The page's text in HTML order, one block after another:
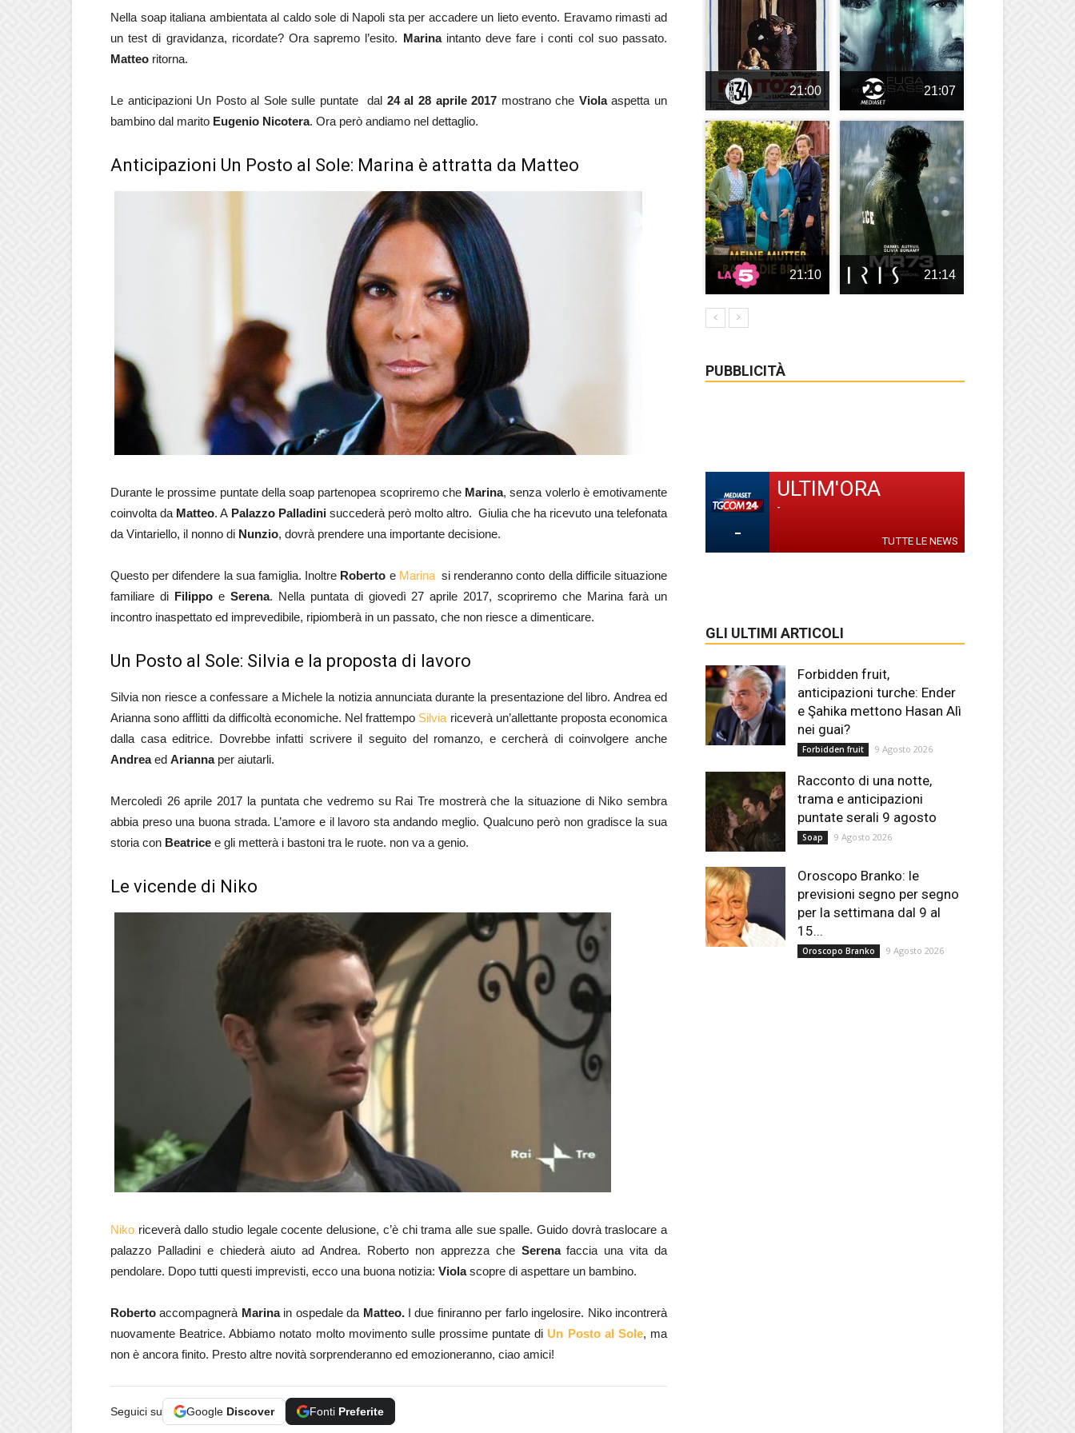
Nella soap italiana ambientata al caldo sole di Napoli sta per accadere un lieto evento. Eravamo rimasti ad
un test di gravidanza, ricordate? Ora sapremo l’esito. Marinaintanto deve fare i conti col suo passato.
Matteo ritorna.
Le anticipazioni Un Posto al Sole sulle puntate dal 24 al 28 aprile 2017 mostrano che Violaaspetta un
bambino dal marito Eugenio Nicotera. Ora però andiamo nel dettaglio.
Anticipazioni Un Posto al Sole: Marina è attratta da Matteo
Durante le prossime puntate della soap partenopea scopriremo che Marina, senza volerlo è emotivamente
coinvolta da Matteo. A Palazzo Palladini succederà però molto altro. Giulia che ha ricevuto una telefonata
da Vintariello, il nonno di Nunzio, dovrà prendere una importante decisione.
Questo per difendere la sua famiglia. Inoltre Roberto e Marinasi renderanno conto della difficile situazione
familiare di Filippoe Serena. Nella puntata di giovedì 27 aprile 2017, scopriremo che Marina farà un
incontro inaspettato ed imprevedibile, ripiomberà in un passato, che non riesce a dimenticare.
Un Posto al Sole: Silvia e la proposta di lavoro
Silvia non riesce a confessare a Michele la notizia annunciata durante la presentazione del libro. Andrea ed
Arianna sono afflitti da difficoltà economiche. Nel frattempo Silvia riceverà un’allettante proposta economica
dalla casa editrice. Dovrebbe infatti scrivere il seguito del romanzo, e cercherà di coinvolgere anche
Andreaed Arianna per aiutarli.
Mercoledì 26 aprile 2017 la puntata che vedremo su Rai Tre mostrerà che la situazione di Niko sembra
abbia preso una buona strada. L’amore e il lavoro sta andando meglio. Qualcuno però non gradisce la sua
storia con Beatrice e gli metterà i bastoni tra le ruote. non va a genio.
Le vicende di Niko
Niko riceverà dallo studio legale cocente delusione, c’è chi trama alle sue spalle. Guido dovrà traslocare a
palazzo Palladini e chiederà aiuto ad Andrea. Roberto non apprezza che Serenafaccia una vita da
pendolare. Dopo tutti questi imprevisti, ecco una buona notizia: Violascopre di aspettare un bambino.
Roberto accompagnerà Marinain ospedale da Matteo. I due finiranno per farlo ingelosire. Niko incontrerà
nuovamente Beatrice. Abbiamo notato molto movimento sulle prossime puntate di Un Posto al Sole, ma
non è ancora finito. Presto altre novità sorprenderanno ed emozioneranno, ciao amici!
Seguici su Google Discover Fonti Preferite
21:00 21:07
21:10 21:14
PUBBLICITÀ
-
ULTIM'ORA
-
TUTTE LE NEWS
GLI ULTIMI ARTICOLI
Forbidden fruit,
anticipazioni turche: Ender
e Şahika mettono Hasan Alì
nei guai?
Forbidden fruit 9 Agosto 2026
Racconto di una notte,
trama e anticipazioni
puntate serali 9 agosto
Soap 9 Agosto 2026
Oroscopo Branko: le
previsioni segno per segno
per la settimana dal 9 al
15...
Oroscopo Branko 9 Agosto 2026